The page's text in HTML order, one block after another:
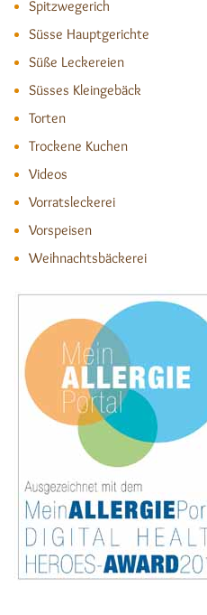
Spitzwegerich
Süsse Hauptgerichte
Süße Leckereien
Süsses Kleingebäck
Torten
Trockene Kuchen
Videos
Vorratsleckerei
Vorspeisen
Weihnachtsbäckerei